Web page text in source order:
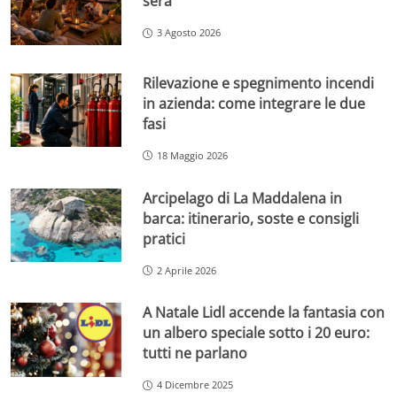
3 Agosto 2026
Rilevazione e spegnimento incendi
in azienda: come integrare le due
fasi
18 Maggio 2026
Arcipelago di La Maddalena in
barca: itinerario, soste e consigli
pratici
2 Aprile 2026
A Natale Lidl accende la fantasia con
un albero speciale sotto i 20 euro:
tutti ne parlano
4 Dicembre 2025